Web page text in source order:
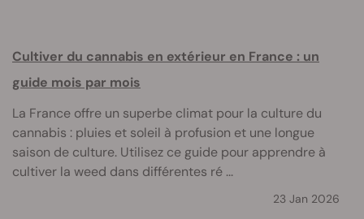
Cultiver du cannabis en extérieur en France : un
guide mois par mois
La France offre un superbe climat pour la culture du
cannabis : pluies et soleil à profusion et une longue
saison de culture. Utilisez ce guide pour apprendre à
cultiver la weed dans différentes ré ...
23 Jan 2026